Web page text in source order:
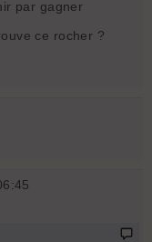
par gagner
ce rocher ?